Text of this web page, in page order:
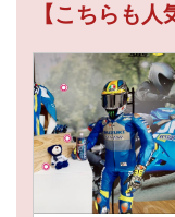
【こちらも人